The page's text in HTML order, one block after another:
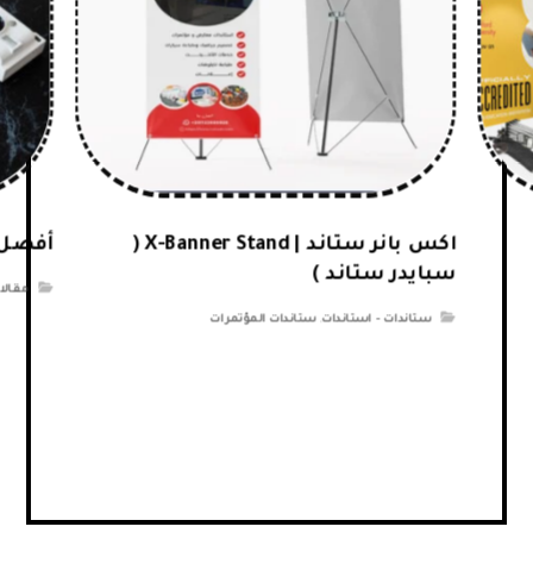
اكس بانر ستاند | X-Banner Stand (
سبايدر ستاند )
ستاندات - استاندات ,ستاندات المؤتمرات